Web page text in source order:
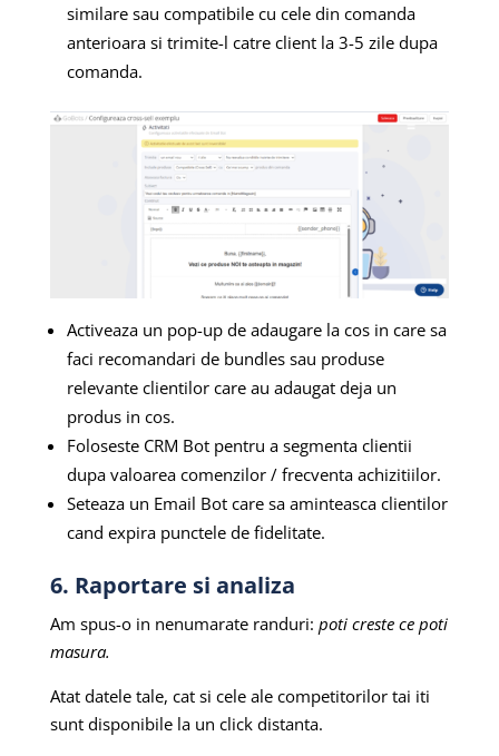
similare sau compatibile cu cele din comanda
anterioara si trimite-l catre client la 3-5 zile dupa
comanda.
Activeaza un pop-up de adaugare la cos in care sa
faci recomandari de bundles sau produse
relevante clientilor care au adaugat deja un
produs in cos.
Foloseste CRM Bot pentru a segmenta clientii
dupa valoarea comenzilor / frecventa achizitiilor.
Seteaza un Email Bot care sa aminteasca clientilor
cand expira punctele de fidelitate.
6. Raportare si analiza
Am spus-o in nenumarate randuri: poti creste ce poti
masura.
Atat datele tale, cat si cele ale competitorilor tai iti
sunt disponibile la un click distanta.